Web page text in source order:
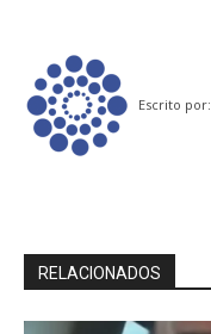
Escrito por:
RELACIONADOS